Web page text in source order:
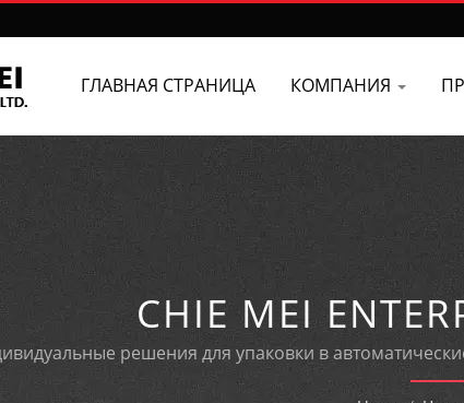
ГЛАВНАЯ СТРАНИЦА КОМПАНИЯ
CHIE MEI
решения для упаковки в
и